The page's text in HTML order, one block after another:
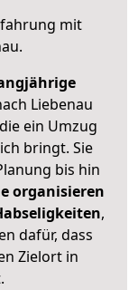
mit
.
Liebenau
ein Umzug
bringt. Sie
bis hin
organisieren
,
dafür, dass
Zielort in